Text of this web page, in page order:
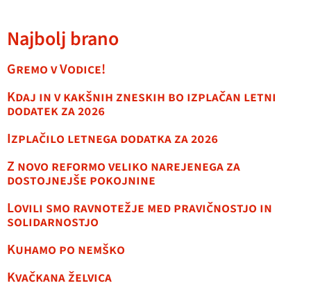
Najbolj brano
Gremo v Vodice!
Kdaj in v kakšnih zneskih bo izplačan letni
dodatek za 2026
Izplačilo letnega dodatka za 2026
Z novo reformo veliko narejenega za
dostojnejše pokojnine
Lovili smo ravnotežje med pravičnostjo in
solidarnostjo
Kuhamo po nemško
Kvačkana želvica